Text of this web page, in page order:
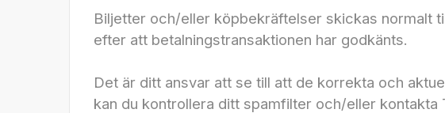
Biljetter och/eller köpbekräftelser skickas normalt
efter att betalningstransaktionen har godkänts.
Det är ditt ansvar att se till att de korrekta och
kan du kontrollera ditt spamfilter och/eller